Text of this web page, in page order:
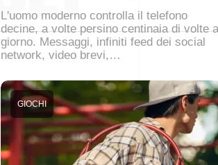
L'uomo moderno controlla il telefono
decine, a volte persino centinaia di volte
giorno. Messaggi, infiniti feed dei social
network, video brevi,…
GIOCHI